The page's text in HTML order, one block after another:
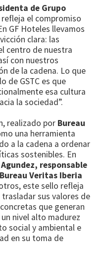
de Grupo
el compromiso
GF Hoteles llevamos
clara: las
centro de nuestra
con nuestros
de la cadena. Lo que
de GSTC es que
esa cultura
la sociedad”.
realizado por Bureau
una herramienta
a la cadena a ordenar
sostenibles. En
responsable
Veritas Iberia
este sello refleja
sus valores de
que generan
nivel alto madurez
social y ambiental e
en su toma de